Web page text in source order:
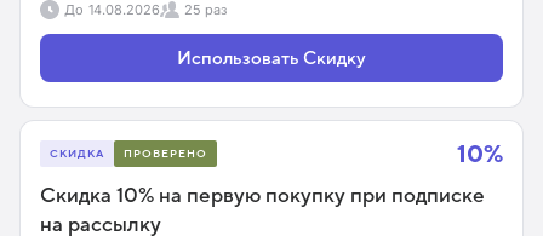
До 14.08.2026 25 раз
Использовать Скидку
10%
СКИДКА ПРОВЕРЕНО
Скидка 10% на первую покупку при подписке
на рассылку